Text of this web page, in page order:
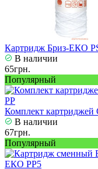
Картридж Бриз-ЕКО
В наличии
65грн.
Популярный
Комплект картриджей
В наличии
67грн.
Популярный